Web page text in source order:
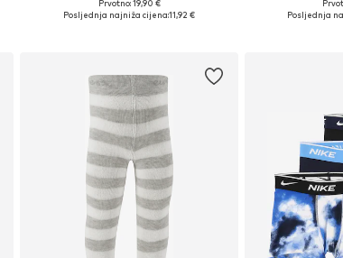
Prvotno: 19,90 €
Posljednja najniža cijena:11,92 €
Posljednja